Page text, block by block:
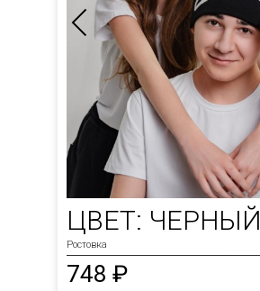
ЦВЕТ: ЧЕРНЫЙ
Ростовка
748 ₽